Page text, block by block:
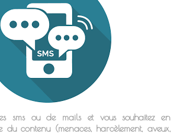
contenu (menaces, harcèlement, aveux,